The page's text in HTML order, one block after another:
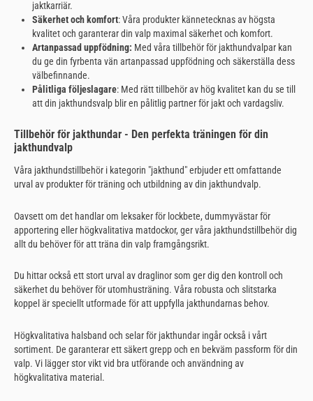
jaktkarriär.
Säkerhet och komfort: Våra produkter kännetecknas av högsta
kvalitet och garanterar din valp maximal säkerhet och komfort.
Artanpassad uppfödning: Med våra tillbehör för jakthundvalpar kan
du ge din fyrbenta vän artanpassad uppfödning och säkerställa dess
välbefinnande.
Pålitliga följeslagare: Med rätt tillbehör av hög kvalitet kan du se till
att din jakthundsvalp blir en pålitlig partner för jakt och vardagsliv.
Tillbehör för jakthundar - Den perfekta träningen för din
jakthundvalp
Våra jakthundstillbehör i kategorin "jakthund" erbjuder ett omfattande
urval av produkter för träning och utbildning av din jakthundvalp.
Oavsett om det handlar om leksaker för lockbete, dummyvästar för
apportering eller högkvalitativa matdockor, ger våra jakthundstillbehör dig
allt du behöver för att träna din valp framgångsrikt.
Du hittar också ett stort urval av draglinor som ger dig den kontroll och
säkerhet du behöver för utomhusträning. Våra robusta och slitstarka
koppel är speciellt utformade för att uppfylla jakthundarnas behov.
Högkvalitativa halsband och selar för jakthundar ingår också i vårt
sortiment. De garanterar ett säkert grepp och en bekväm passform för din
valp. Vi lägger stor vikt vid bra utförande och användning av
högkvalitativa material.